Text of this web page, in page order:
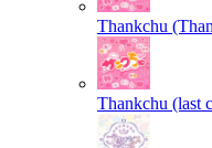
Thankchu
Thankchu (last